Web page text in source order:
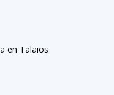
en Talaios